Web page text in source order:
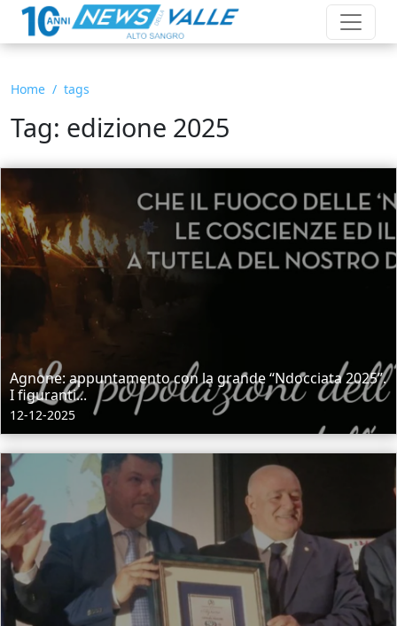
Home tags
Tag: edizione 2025
Agnone: appuntamento con la grande “Ndocciata 2025”.
I figuranti...
12-12-2025